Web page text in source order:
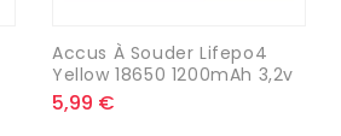
Accus À Souder Lifepo4
Yellow 18650 1200mAh 3,2v
5,99 €